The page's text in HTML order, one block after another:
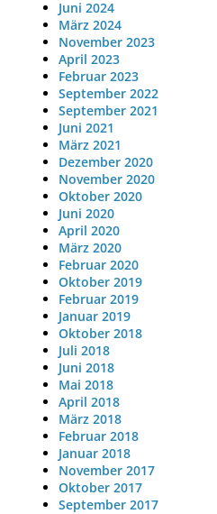
Juni 2024
März 2024
November 2023
April 2023
Februar 2023
September 2022
September 2021
Juni 2021
März 2021
Dezember 2020
November 2020
Oktober 2020
Juni 2020
April 2020
März 2020
Februar 2020
Oktober 2019
Februar 2019
Januar 2019
Oktober 2018
Juli 2018
Juni 2018
Mai 2018
April 2018
März 2018
Februar 2018
Januar 2018
November 2017
Oktober 2017
September 2017